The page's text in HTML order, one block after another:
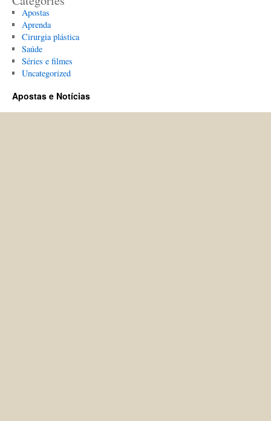
Apostas
Aprenda
Cirurgia plástica
Saúde
Séries e filmes
Uncategorized
Apostas e Notícias